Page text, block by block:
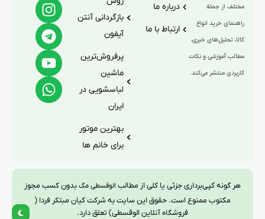
مختلف از جمله
راهنمای خرید انواع
کالا، تحلیل‌های خبری،
مطالب آموزشی و نکات
کاربردی منتشر می‌کند.
درباره ما
ارتباط با ما
بازگردانی آنتن
آیفون
پرفروش‌ترین
ماشین
لباسشویی در
ایران
بهترین موتور
برای خانم ها
هر گونه کپی‌برداری جزئی یا کلی از مطالب الوقسطی مگبدون کسب مجوز
مکتوب ممنوع است. حقوق این سایت به شرکت کیان مبتکر فردا (
فروشگاه آنلاین الوقسطی) تعلق دارد.